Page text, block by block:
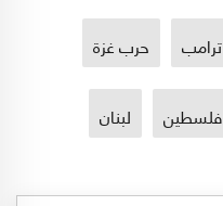
ترامب حرب غزة
فلسطين لبنان